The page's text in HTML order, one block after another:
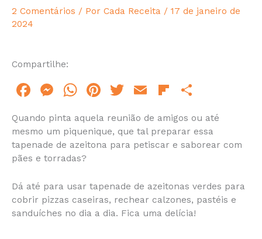
2 Comentários / Por Cada Receita / 17 de janeiro de
2024
Compartilhe:
F
a
c
e
b
o
o
k
M
s
s
e
n
g
er
W
at
s
A
p
p
Pi
te
re
T
w
itt
er
E
ai
l
Fl
b
o
d
ar
e
Quando pinta aquela reunião de amigos ou até
mesmo um piquenique, que tal preparar essa
tapenade de azeitona para petiscar e saborear com
pães e torradas?
Dá até para usar tapenade de azeitonas verdes para
cobrir pizzas caseiras, rechear calzones, pastéis e
sanduíches no dia a dia. Fica uma delícia!